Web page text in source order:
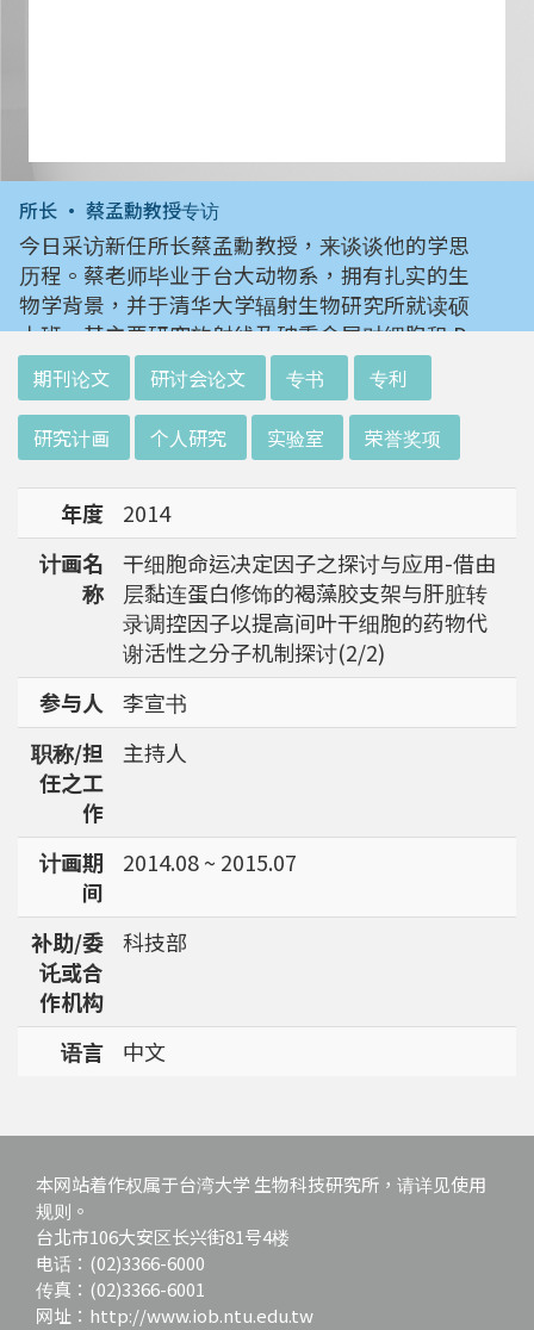
所长 • 蔡孟勳教授专访
今日采访新任所长蔡孟勳教授，来谈谈他的学思
历程。蔡老师毕业于台大动物系，拥有扎实的生
物学背景，并于清华大学辐射生物研究所就读硕
士班。其主要研究放射线及砷重金属对细胞和 D
NA 的伤害及细胞表型的改变。就读阳明大学博
士班时，选定研究长期暴露于低剂量辐射钢筋下
对人体的影响，并比较其他国家高剂量暴露下的
不同影响。在美国国家卫生研究院从事博士后研
究时，开始了以微阵列技术探讨致癌物质，如重
金属以及辐射线等对肿瘤细胞的影响，同时有效
率分析以及整合生物芯片所产出之大数据。蔡老
师于1996年回到台湾大学任教后，继续以生物
芯片搭配生物资讯等为工具，开发专一性生物指
标，应用于精准农业以及侦测癌细胞转移或复发
等在精准医疗上的应用。同时，蔡老师运用次世
代定序了解台湾乳癌病患中基因体中的变异以及
演化，试图了解癌症复发机制。同时透过次世代
定序解出台湾帝雉全基因体资讯。这样的讯息是
只能从基因组分析而无法从生态调查得知，在在
强调了解台湾特有物种基因资讯的重要性。
期刊论文 研讨会论文 专书 专利
研究计画 个人研究 实验室 荣誉奖项
年度
2014
计画名
称
干细胞命运决定因子之探讨与应用-借由
层黏连蛋白修饰的褐藻胶支架与肝脏转
录调控因子以提高间叶干细胞的药物代
谢活性之分子机制探讨(2/2)
参与人
李宣书
职称/担
任之工
作
主持人
计画期
间
2014.08 ~ 2015.07
补助/委
讬或合
作机构
科技部
语言 中文
本网站着作权属于台湾大学 生物科技研究所，请详见使用
规则。
台北市106大安区长兴街81号4楼
电话：(02)3366-6000
传真：(02)3366-6001
网址：http://www.iob.ntu.edu.tw